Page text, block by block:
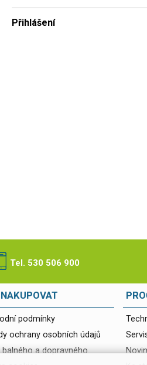
Přihlášení
Tel. 530 506 900
podmínky
ochrany osobních údajů
balného a dopravného